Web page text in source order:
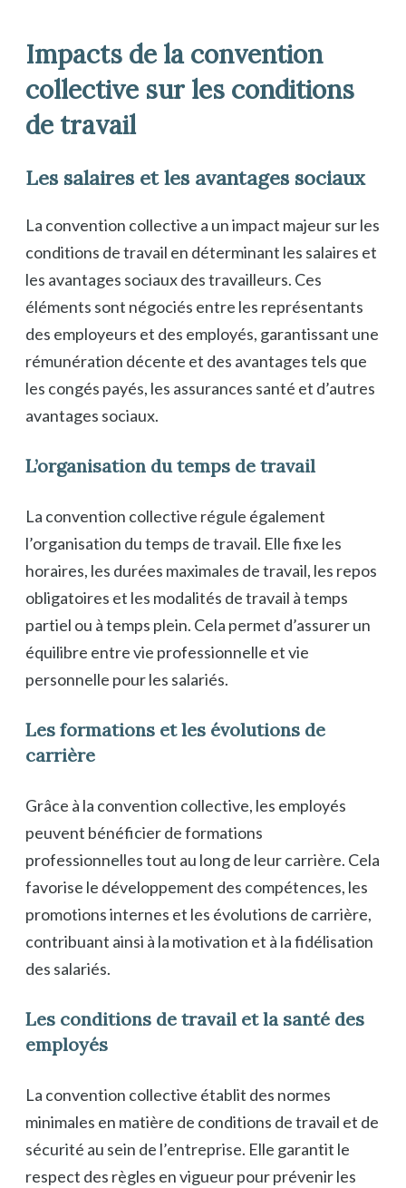
Impacts de la convention
collective sur les conditions
de travail
Les salaires et les avantages sociaux
La convention collective a un impact majeur sur les
conditions de travail en déterminant les salaires et
les avantages sociaux des travailleurs. Ces
éléments sont négociés entre les représentants
des employeurs et des employés, garantissant une
rémunération décente et des avantages tels que
les congés payés, les assurances santé et d’autres
avantages sociaux.
L’organisation du temps de travail
La convention collective régule également
l’organisation du temps de travail. Elle fixe les
horaires, les durées maximales de travail, les repos
obligatoires et les modalités de travail à temps
partiel ou à temps plein. Cela permet d’assurer un
équilibre entre vie professionnelle et vie
personnelle pour les salariés.
Les formations et les évolutions de
carrière
Grâce à la convention collective, les employés
peuvent bénéficier de formations
professionnelles tout au long de leur carrière. Cela
favorise le développement des compétences, les
promotions internes et les évolutions de carrière,
contribuant ainsi à la motivation et à la fidélisation
des salariés.
Les conditions de travail et la santé des
employés
La convention collective établit des normes
minimales en matière de conditions de travail et de
sécurité au sein de l’entreprise. Elle garantit le
respect des règles en vigueur pour prévenir les